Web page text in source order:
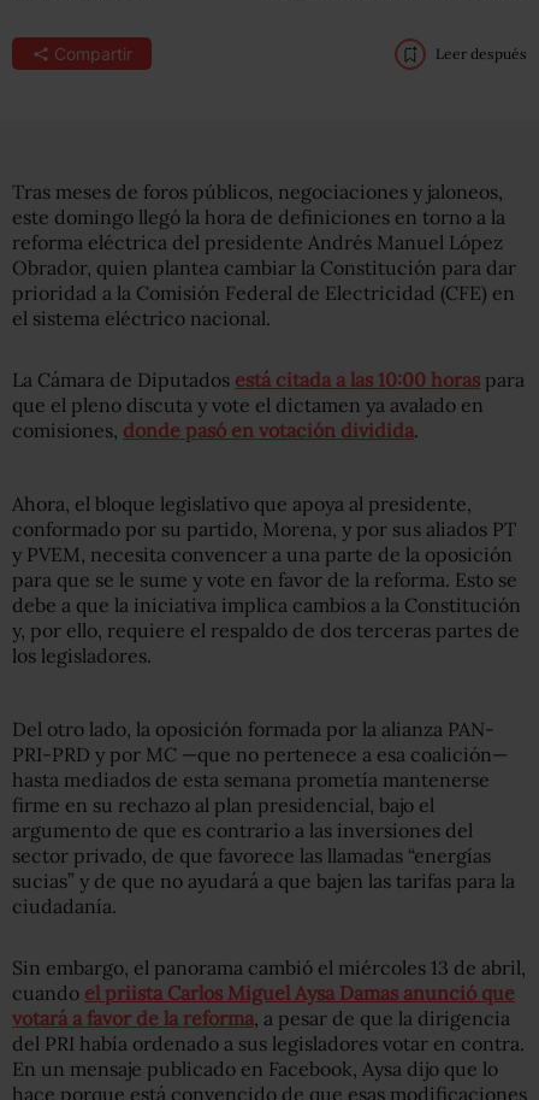
Compartir Leer después
Tras meses de foros públicos, negociaciones y jaloneos,
este domingo llegó la hora de definiciones en torno a la
reforma eléctrica del presidente Andrés Manuel López
Obrador, quien plantea cambiar la Constitución para dar
prioridad a la Comisión Federal de Electricidad (CFE) en
el sistema eléctrico nacional.
La Cámara de Diputados está citada a las 10:00 horas para
que el pleno discuta y vote el dictamen ya avalado en
comisiones, donde pasó en votación dividida.
Ahora, el bloque legislativo que apoya al presidente,
conformado por su partido, Morena, y por sus aliados PT
y PVEM, necesita convencer a una parte de la oposición
para que se le sume y vote en favor de la reforma. Esto se
debe a que la iniciativa implica cambios a la Constitución
y, por ello, requiere el respaldo de dos terceras partes de
los legisladores.
Del otro lado, la oposición formada por la alianza PAN-
PRI-PRD y por MC —que no pertenece a esa coalición—
hasta mediados de esta semana prometía mantenerse
firme en su rechazo al plan presidencial, bajo el
argumento de que es contrario a las inversiones del
sector privado, de que favorece las llamadas “energías
sucias” y de que no ayudará a que bajen las tarifas para la
ciudadanía.
Sin embargo, el panorama cambió el miércoles 13 de abril,
cuando el priista Carlos Miguel Aysa Damas anunció que
votará a favor de la reforma, a pesar de que la dirigencia
del PRI había ordenado a sus legisladores votar en contra.
En un mensaje publicado en Facebook, Aysa dijo que lo
hace porque está convencido de que esas modificaciones